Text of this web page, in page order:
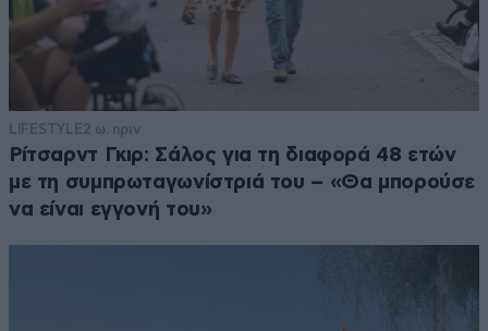
LIFESTYLE2 ω. πριν
Ρίτσαρντ Γκιρ: Σάλος για τη διαφορά 48 ετών
με τη συμπρωταγωνίστριά του – «Θα μπορούσε
να είναι εγγονή του»